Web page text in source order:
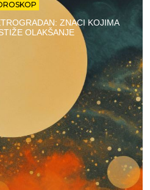
ZNACI KOJIMA
OLAKŠANJE